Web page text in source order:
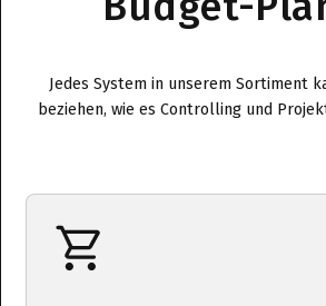
Jedes System in unserem Sortiment
beziehen, wie es Controlling und